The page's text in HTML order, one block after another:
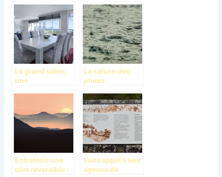
construction
pour votre
chantier
d’habitation ?
l’intérieur de la
maison
Le grand salon,
une
et de couleurs
La saison des
pluies
Entretenir une
clim reversible :
Faire appel à une
agence de